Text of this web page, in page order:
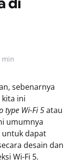
min
sebenarnya
ini
type Wi-Fi 5atau
umumnya
untuk dapat
desain dan
Wi-Fi 5.